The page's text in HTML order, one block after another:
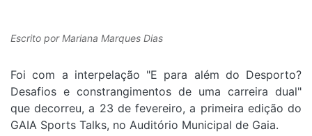
Escrito porMariana Marques Dias
Foi com a interpelação "E para além do Desporto?
Desafios e constrangimentos de uma carreira dual"
que decorreu, a 23 de fevereiro, a primeira edição do
GAIA Sports Talks, no Auditório Municipal de Gaia.